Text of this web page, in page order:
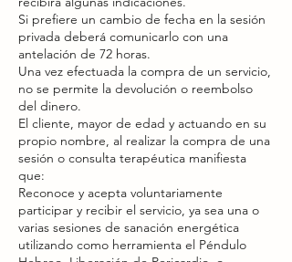
Si prefiere un cambio de fecha en la sesión
privada deberá comunicarlo con una
antelación de 72 horas.
Una vez efectuada la compra de un servicio,
no se permite la devolución o reembolso
del dinero.
El cliente, mayor de edad y actuando en su
propio nombre, al realizar la compra de una
sesión o consulta terapéutica manifiesta
que:
Reconoce y acepta voluntariamente
participar y recibir el servicio, ya sea una o
varias sesiones de sanación energética
utilizando como herramienta el Péndulo